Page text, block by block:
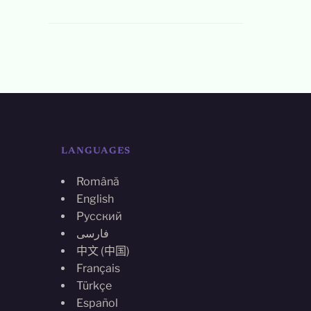
LANGUAGES
Română
English
Русский
فارسی
中文 (中国)
Français
Türkçe
Español